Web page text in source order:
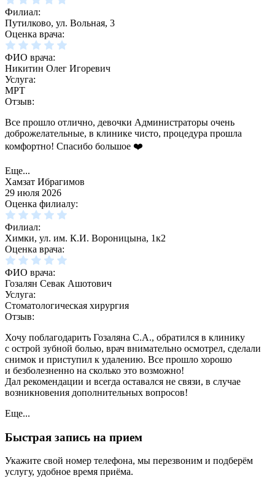
Филиал:
Путилково, ул. Вольная, 3
Оценка врача:
ФИО врача:
Никитин Олег Игоревич
Услуга:
МРТ
Отзыв:
Все прошло отлично, девочки Администраторы очень
доброжелательные, в клинике чисто, процедура прошла
комфортно! Спасибо большое ❤️
Еще...
Хамзат Ибрагимов
29 июля 2026
Оценка филиалу:
Филиал:
Химки, ул. им. К.И. Вороницына, 1к2
Оценка врача:
ФИО врача:
Гозалян Севак Ашотович
Услуга:
Стоматологическая хирургия
Отзыв:
Хочу поблагодарить Гозаляна С.А., обратился в клинику
с острой зубной болью, врач внимательно осмотрел, сделали
снимок и приступил к удалению. Все прошло хорошо
и безболезненно на сколько это возможно!
Дал рекомендации и всегда оставался не связи, в случае
возникновения дополнительных вопросов!
Еще...
Быстрая запись на прием
Укажите свой номер телефона, мы перезвоним и подберём
услугу, удобное время приёма.